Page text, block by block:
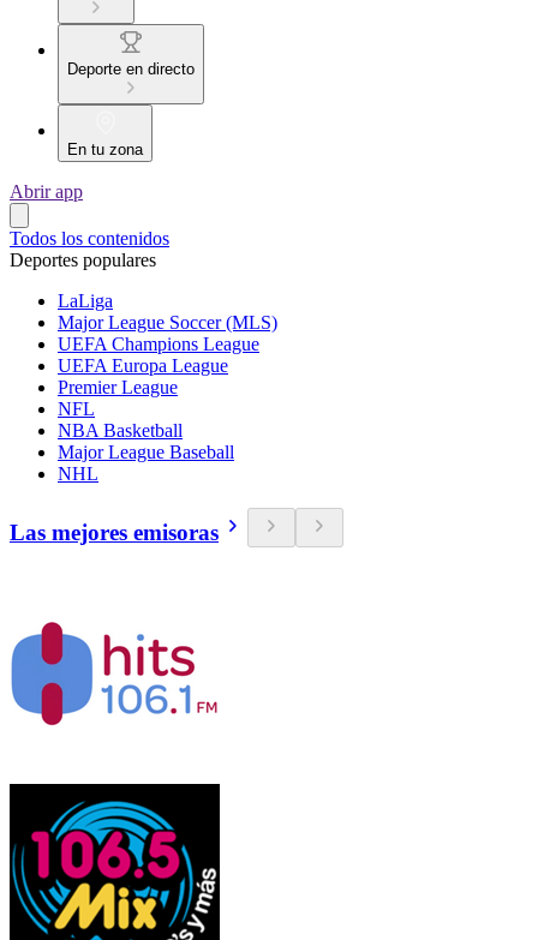
Deporte en directo
En tu zona
Abrir app
Todos los contenidos
Deportes populares
LaLiga
Major League Soccer (MLS)
UEFA Champions League
UEFA Europa League
Premier League
NFL
NBA Basketball
Major League Baseball
NHL
Las mejores emisoras